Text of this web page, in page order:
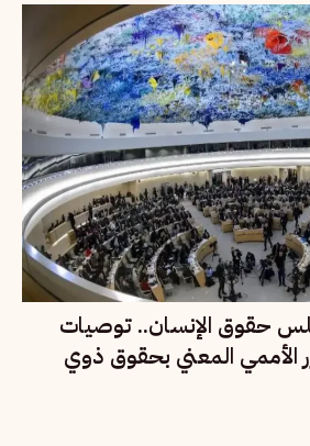
حقوق الإنسان.. توصيات
الأممي المعني بحقوق ذوي